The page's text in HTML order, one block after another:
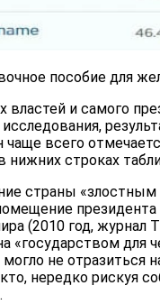
пособие для
властей и самого
всего
нижних строках
страны
(2010 год, журнал
«государством для
могло не
нередко рискуя